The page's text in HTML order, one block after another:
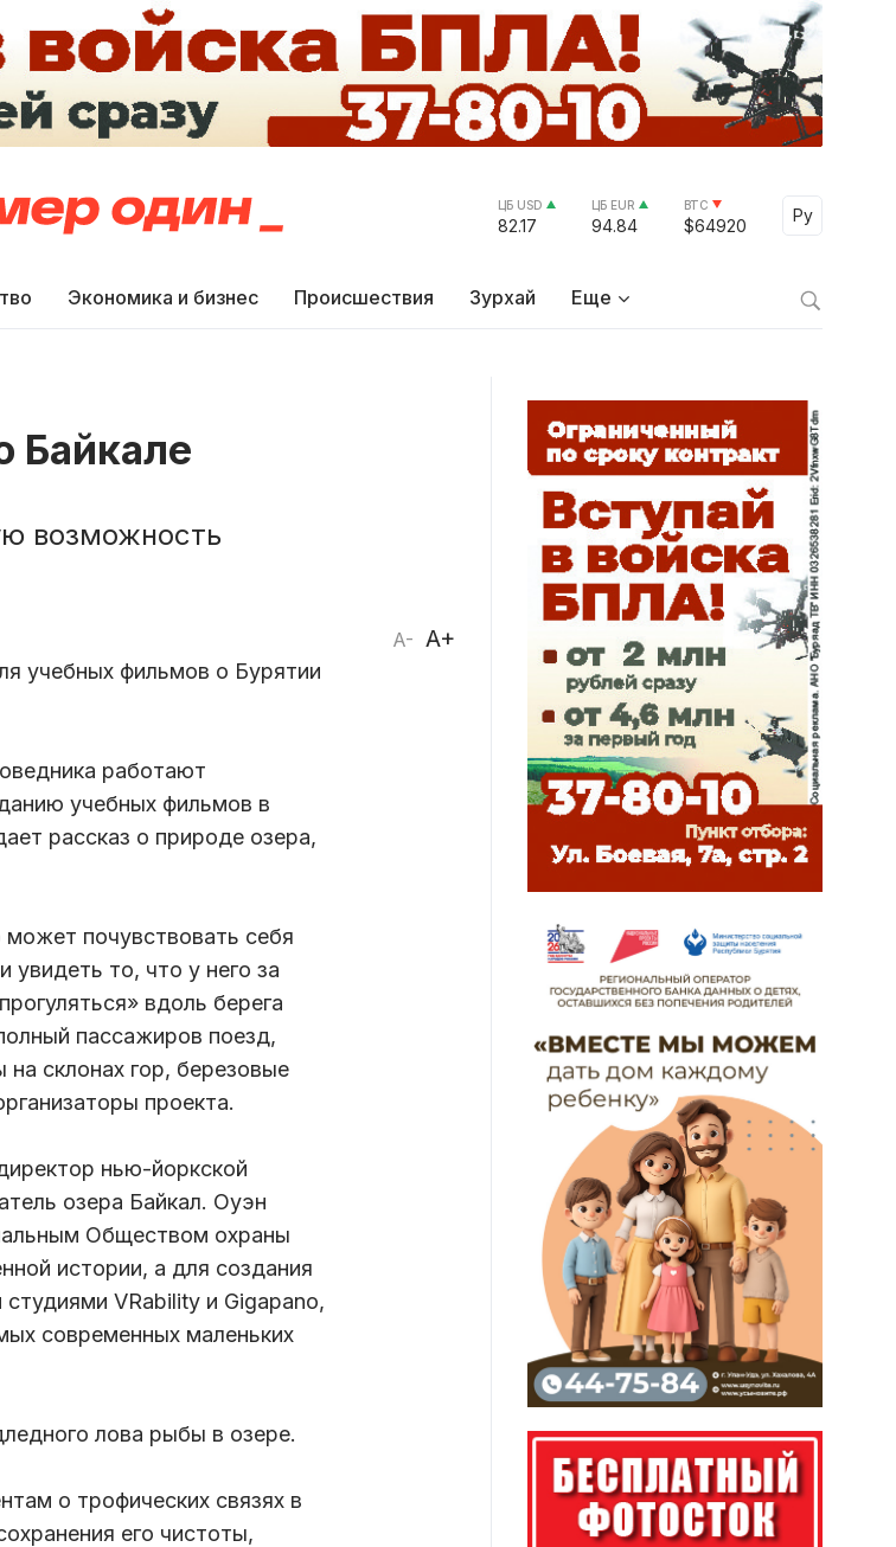
ЦБ USD
82.17
ЦБ EUR
94.84
BTC
$64920
Ру
Select
Экономика и бизнес Происшествия Зурхай Еще
Байкале
возможность
A- A+
учебных фильмов о Бурятии
работают
учебных фильмов в
рассказ о природе озера,
почувствовать себя
то, что у него за
вдоль берега
пассажиров поезд,
склонах гор, березовые
проекта.
нью-йоркской
озера Байкал. Оуэн
Обществом охраны
истории, а для создания
VRability и Gigapano,
современных маленьких
лова рыбы в озере.
о трофических связях в
его чистоты,